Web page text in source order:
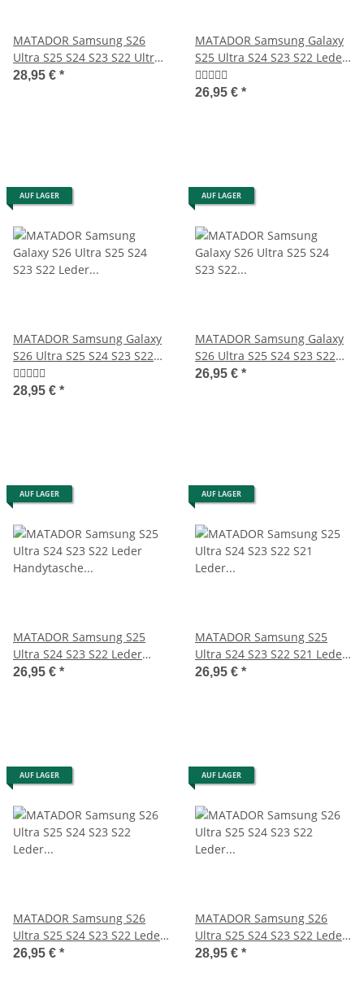
MATADOR Samsung S26
Ultra S25 S24 S23 S22 Ultra
Ledercase Braun
28,95 € *
MATADOR Samsung Galaxy
S25 Ultra S24 S23 S22 Leder
Case Schwarz
26,95 € *
AUF LAGER
MATADOR Samsung Galaxy
S26 Ultra S25 S24 S23 S22
Leder Case Braun
28,95 € *
AUF LAGER
MATADOR Samsung Galaxy
S26 Ultra S25 S24 S23 S22
Ledercase Braun
26,95 € *
AUF LAGER
MATADOR Samsung S25
Ultra S24 S23 S22 Leder
Handytasche Braun
26,95 € *
AUF LAGER
MATADOR Samsung S25
Ultra S24 S23 S22 S21 Leder
Schutzhülle Braun
26,95 € *
AUF LAGER
MATADOR Samsung S26
Ultra S25 S24 S23 S22 Leder
Gürteltasche Braun
26,95 € *
AUF LAGER
MATADOR Samsung S26
Ultra S25 S24 S23 S22 Leder
Gürteltasche Braun
28,95 € *